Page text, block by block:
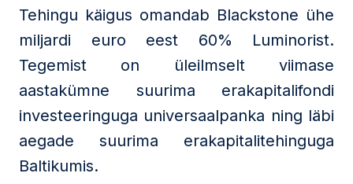
Tehingu käigus omandab Blackstone ühe
miljardi euro eest 60% Luminorist.
Tegemist on üleilmselt viimase
aastakümne suurima erakapitalifondi
investeeringuga universaalpanka ning läbi
aegade suurima erakapitalitehinguga
Baltikumis.